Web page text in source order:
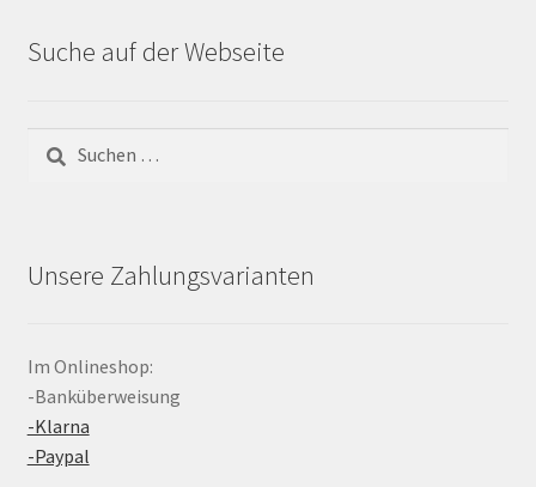
Suche auf der Webseite
Suchen
nach:
Unsere Zahlungsvarianten
Im Onlineshop:
-Banküberweisung
-Klarna
-Paypal